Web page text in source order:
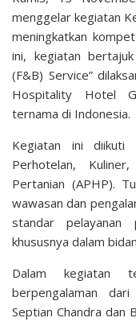
menggelar kegiatan
meningkatkan
ini, kegiatan
(F&B) Service”
Hospitality Hotel
ternama di Indonesia.
Kegiatan ini diikuti
Perhotelan,
Pertanian (APHP).
wawasan dan
standar pelayanan
khususnya dalam
Dalam kegiatan
berpengalaman
Septian Chandra dan